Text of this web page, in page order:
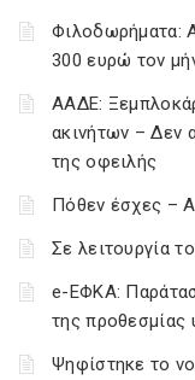
Φιλοδωρήματα:
300 ευρώ τον
ΑΑΔΕ:
ακινήτων – Δεν
της οφειλής
Πόθεν έσχες –
Σε λειτουργία
e-ΕΦΚΑ:
της
Ψηφίστηκε το